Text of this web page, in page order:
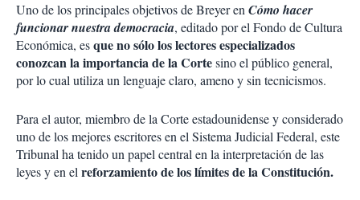
Uno de los principales objetivos de Breyer enCómo hacer
funcionar nuestra democracia, editado por el Fondo de Cultura
Económica, esque no sólo los lectores especializados
conozcan la importancia de la Cortesino el público general,
por lo cual utiliza un lenguaje claro, ameno y sin tecnicismos.
Para el autor, miembro de la Corte estadounidense y considerado
uno de los mejores escritores en el Sistema Judicial Federal, este
Tribunal ha tenido un papel central en la interpretación de las
leyes y en elreforzamiento de los límites de la Constitución.